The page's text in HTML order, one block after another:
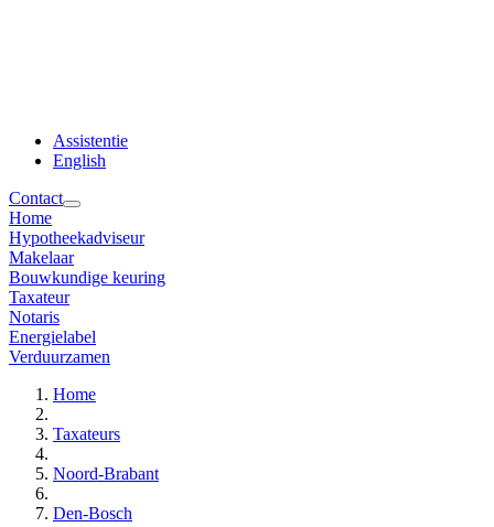
Assistentie
English
Contact
Home
Hypotheekadviseur
Makelaar
Bouwkundige keuring
Taxateur
Notaris
Energielabel
Verduurzamen
Home
Taxateurs
Noord-Brabant
Den-Bosch